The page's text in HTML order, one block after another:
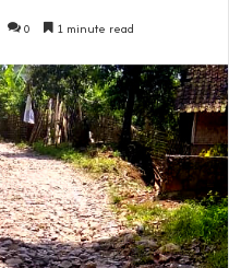
0 1 minute read